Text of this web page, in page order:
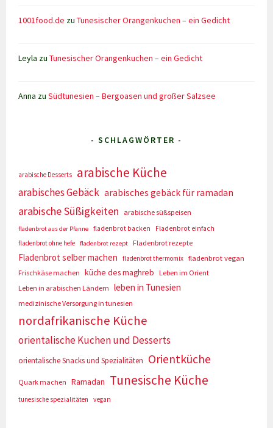
1001food.de zuTunesischer Orangenkuchen – ein Gedicht
Leyla zuTunesischer Orangenkuchen – ein Gedicht
Anna zuSüdtunesien – Bergoasen und großer Salzsee
- SCHLAGWÖRTER -
arabische Desserts arabische Küche
arabisches Gebäck arabisches gebäck für ramadan
arabische Süßigkeiten arabische süßspeisen
fladenbrot aus der Pfanne fladenbrot backen
Fladenbrot einfach
fladenbrot ohne hefe
fladenbrot rezept Fladenbrot rezepte
Fladenbrot selber machen fladenbrot thermomix fladenbrot vegan
Frischkäse machen
küche des maghreb
Leben im Orient
Leben in arabischen Ländern
leben in Tunesien
medizinische Versorgung in tunesien
nordafrikanische Küche
orientalische Kuchen und Desserts
orientalische Snacks und Spezialitäten Orientküche
Quark machen Ramadan Tunesische Küche
tunesische spezialitäten vegan